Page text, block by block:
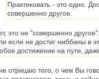
Практиковать - это одно.
совершенно другое.
это не "совершенно
если не достиг ниббаны в
достижение на пути,
отрицаю того, о чем Вы